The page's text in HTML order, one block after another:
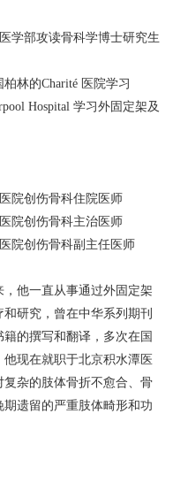
学部攻读骨科学博士研究生
林的Charité 医院学习
Hospital 学习外固定架及
院创伤骨科住院医师
院创伤骨科主治医师
院创伤骨科副主任医师
，他一直从事通过外固定架
研究，曾在中华系列期刊
的撰写和翻译，多次在国
现在就职于北京积水潭医
杂的肢体骨折不愈合、骨
遗留的严重肢体畸形和功